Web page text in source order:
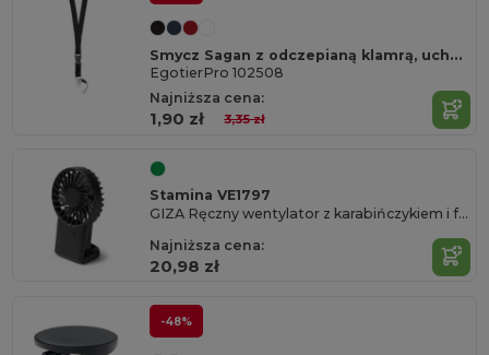
Smycz Sagan z odczepianą klamrą, uchwyt do telefonu
EgotierPro 102508
Najniższa cena:
1,90 zł 3,35 zł
Stamina VE1797
GIZA Ręczny wentylator z karabińczykiem i funkcją oparcia
Najniższa cena:
20,98 zł
-48%